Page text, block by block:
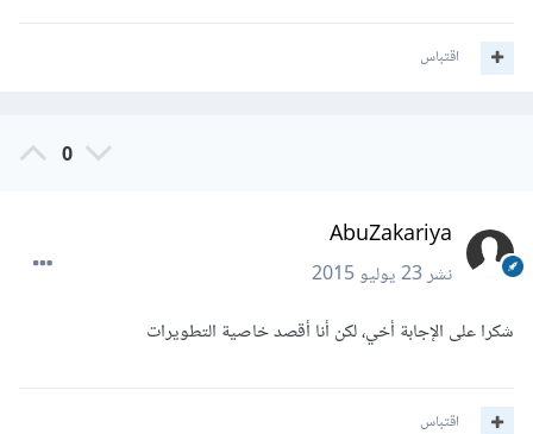
اقتباس
0
AbuZakariya
نشر23 يوليو 2015
شكرا على الإجابة أخي، لكن أنا أقصد خاصية التطويرات
اقتباس